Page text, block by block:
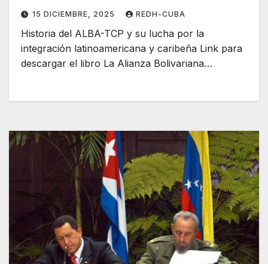
15 DICIEMBRE, 2025 REDH-CUBA
Historia del ALBA-TCP y su lucha por la
integración latinoamericana y caribeña Link para
descargar el libro La Alianza Bolivariana…